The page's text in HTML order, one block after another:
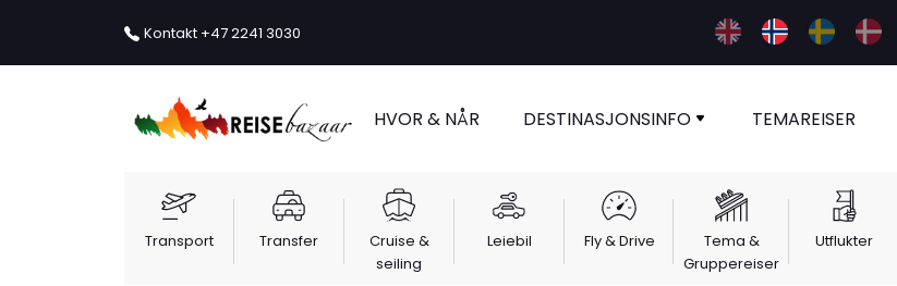
Kontakt +47 2241 3030
HVOR & NÅR DESTINASJONSINFO TEMAREISER
Transport Transfer
Cruise &
seiling
Leiebil Fly & Drive
Tema &
Gruppereiser
Utflukter